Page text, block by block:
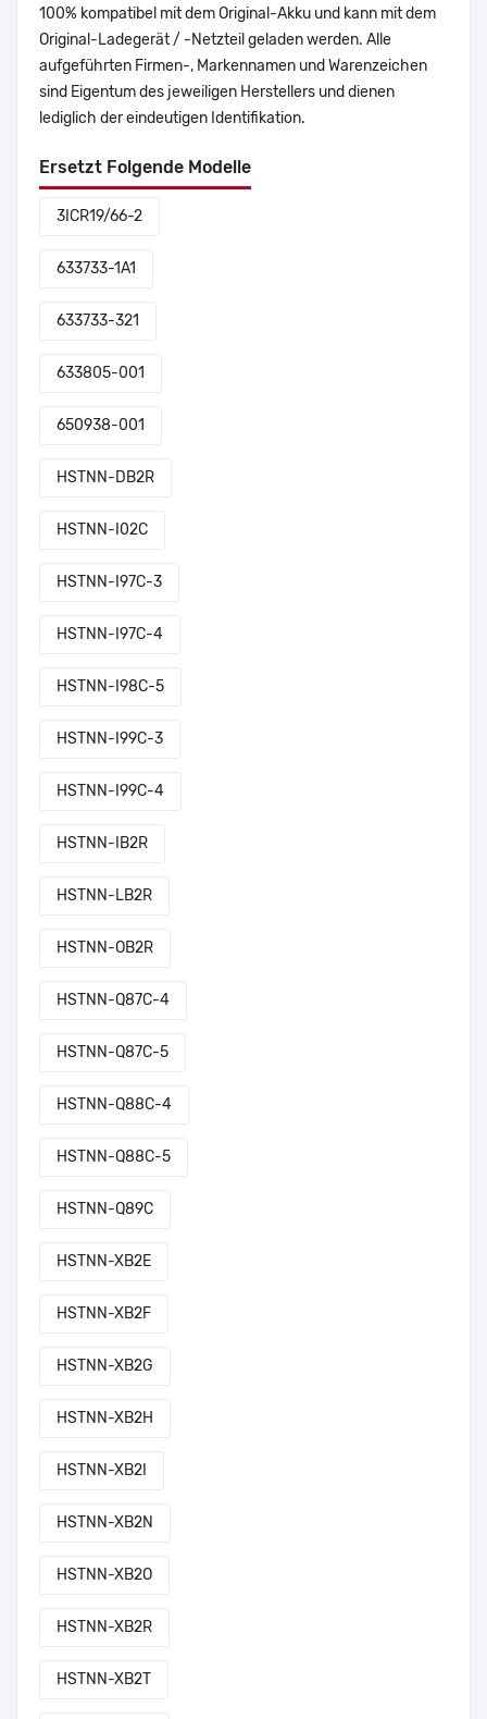
100% kompatibel mit dem Original-Akku und kann mit dem
Original-Ladegerät / -Netzteil geladen werden. Alle
aufgeführten Firmen-, Markennamen und Warenzeichen
sind Eigentum des jeweiligen Herstellers und dienen
lediglich der eindeutigen Identifikation.
Ersetzt Folgende Modelle
3ICR19/66-2
633733-1A1
633733-321
633805-001
650938-001
HSTNN-DB2R
HSTNN-I02C
HSTNN-I97C-3
HSTNN-I97C-4
HSTNN-I98C-5
HSTNN-I99C-3
HSTNN-I99C-4
HSTNN-IB2R
HSTNN-LB2R
HSTNN-OB2R
HSTNN-Q87C-4
HSTNN-Q87C-5
HSTNN-Q88C-4
HSTNN-Q88C-5
HSTNN-Q89C
HSTNN-XB2E
HSTNN-XB2F
HSTNN-XB2G
HSTNN-XB2H
HSTNN-XB2I
HSTNN-XB2N
HSTNN-XB2O
HSTNN-XB2R
HSTNN-XB2T